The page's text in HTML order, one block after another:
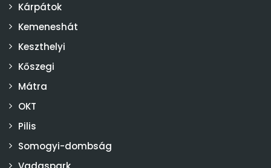
Kárpátok
Kemeneshát
Keszthelyi
Kőszegi
Mátra
OKT
Pilis
Somogyi-dombság